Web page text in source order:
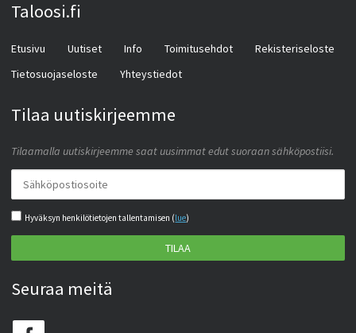
Taloosi.fi
Etusivu Uutiset Info Toimitusehdot
Rekisteriseloste
Tietosuojaseloste
Yhteystiedot
Tilaa uutiskirjeemme
Tilaamalla uutiskirjeemme saat uusimmat edut suoraan sähköpostiisi.
Hyväksyn henkilötietojen tallentamisen (lue)
TILAA
Seuraa meitä